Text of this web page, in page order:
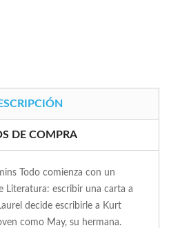
DE COMPRA
Todo comienza con un
Literatura: escribir una carta a
decide escribirle a Kurt
como May, su hermana.